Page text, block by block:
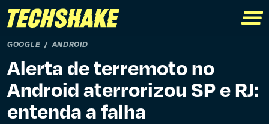
GOOGLE ANDROID
Alerta de terremoto no
Android aterrorizou SP e RJ:
entenda a falha